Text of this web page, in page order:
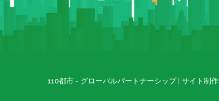
110都市 - グローバルパートナーシップ | サイト制作